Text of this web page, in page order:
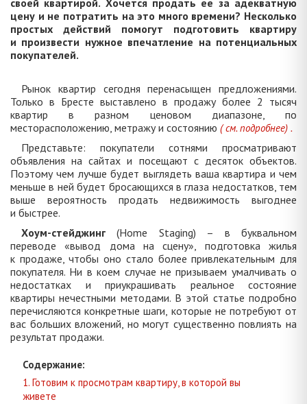
своей квартирой. Хочется продать ее за адекватную
цену и не потратить на это много времени? Несколько
простых действий помогут подготовить квартиру
и произвести нужное впечатление на потенциальных
покупателей.
Рынок квартир сегодня перенасыщен предложениями.
Только в Бресте выставлено в продажу более 2 тысяч
квартир в разном ценовом диапазоне, по
месторасположению, метражу и состоянию ( см. подробнее) .
Представьте: покупатели сотнями просматривают
объявления на сайтах и посещают с десяток объектов.
Поэтому чем лучше будет выглядеть ваша квартира и чем
меньше в ней будет бросающихся в глаза недостатков, тем
выше вероятность продать недвижимость выгоднее
и быстрее.
Хоум-стейджинг (Home Staging) – в буквальном
переводе «вывод дома на сцену», подготовка жилья
к продаже, чтобы оно стало более привлекательным для
покупателя. Ни в коем случае не призываем умалчивать о
недостатках и приукрашивать реальное состояние
квартиры нечестными методами. В этой статье подробно
перечисляются конкретные шаги, которые не потребуют от
вас больших вложений, но могут существенно повлиять на
результат продажи.
Содержание:
1. Готовим к просмотрам квартиру, в которой вы
живете